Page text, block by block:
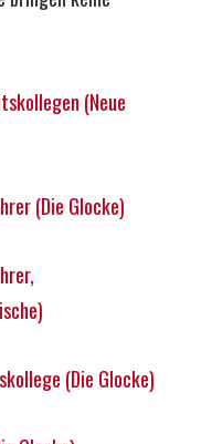
(Neue
(Die Glocke)
(Die Glocke)